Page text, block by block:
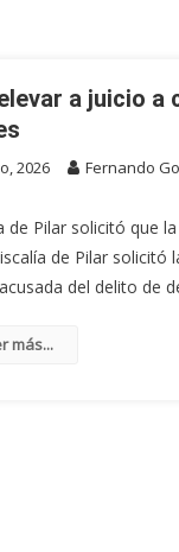
a juicio a
2026 Fernando
de Pilar solicitó que
de Pilar
del delito de
más...